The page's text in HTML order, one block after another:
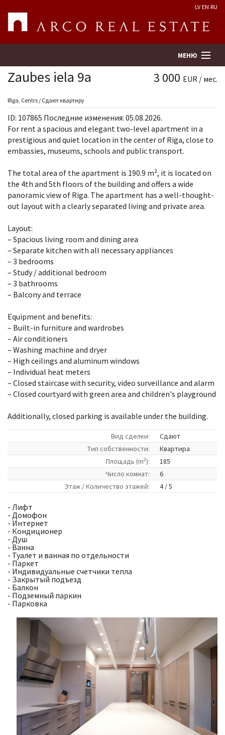
LV EN RU
МЕНЮ
Поиск
Оценка недвижимости
Предприятие
Услуги
Kонтакты
Zaubes iela 9a 3 000 EUR / мес.
Rīga, Centrs / Сдают квартиру
ID: 107865 Последние изменения: 05.08.2026.
For rent a spacious and elegant two-level apartment in a
prestigious and quiet location in the center of Riga, close to
embassies, museums, schools and public transport.
The total area of ​​the apartment is 190.9 m², it is located on
the 4th and 5th floors of the building and offers a wide
panoramic view of Riga. The apartment has a well-thought-
out layout with a clearly separated living and private area.
Layout:
– Spacious living room and dining area
– Separate kitchen with all necessary appliances
– 3 bedrooms
– Study / additional bedroom
– 3 bathrooms
– Balcony and terrace
Equipment and benefits:
– Built-in furniture and wardrobes
– Air conditioners
– Washing machine and dryer
– High ceilings and aluminum windows
– Individual heat meters
– Closed staircase with security, video surveillance and alarm
– Closed courtyard with green area and children's playground
Additionally, closed parking is available under the building.
Вид сделки:
Сдают
Tип собственности:
Квартира
Площадь (m2):
185
Число комнат:
6
Этаж / Количество этажей:
4 / 5
- Лифт
- Домофон
- Интернет
- Кондиционер
- Душ
- Ванна
- Туалет и ванная по отдельности
- Паркет
- Индивидуальные счетчики тепла
- Закрытый подъезд
- Балкон
- Подземный паркин
- Парковка